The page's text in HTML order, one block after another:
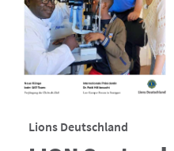
Lions Deutschland